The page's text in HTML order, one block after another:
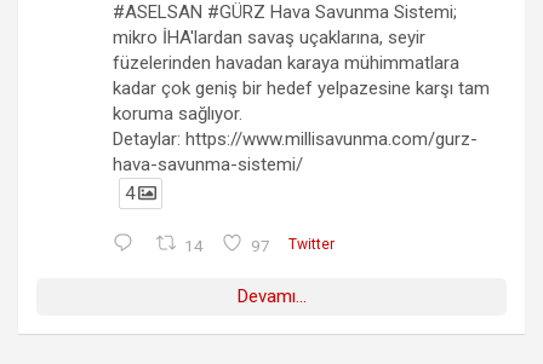
#ASELSAN #GÜRZ Hava Savunma Sistemi;
mikro İHA'lardan savaş uçaklarına, seyir
füzelerinden havadan karaya mühimmatlara
kadar çok geniş bir hedef yelpazesine karşı tam
koruma sağlıyor.
Detaylar: https://www.millisavunma.com/gurz-
hava-savunma-sistemi/
4
14 97 Twitter
Devamı...